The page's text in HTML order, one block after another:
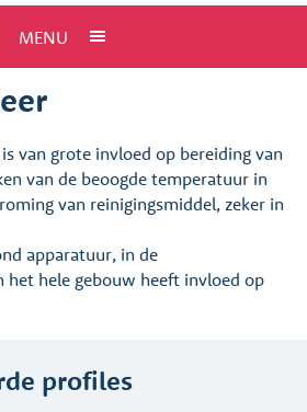
MENU
van grote invloed op bereiding van
van de beoogde temperatuur in
van reinigingsmiddel, zeker in
apparatuur, in de
hele gebouw heeft invloed op
profiles